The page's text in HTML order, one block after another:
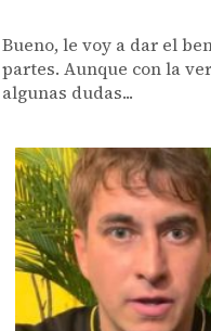
Bueno, le voy a dar el
partes. Aunque con la
algunas dudas...